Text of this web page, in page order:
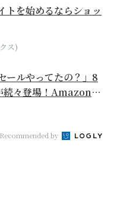
トを始めるならショッ
ス)
ールやってたの？」8
続々登場！Amazonの
Recommended by